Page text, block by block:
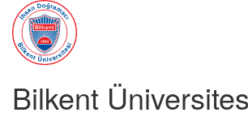
Bilkent